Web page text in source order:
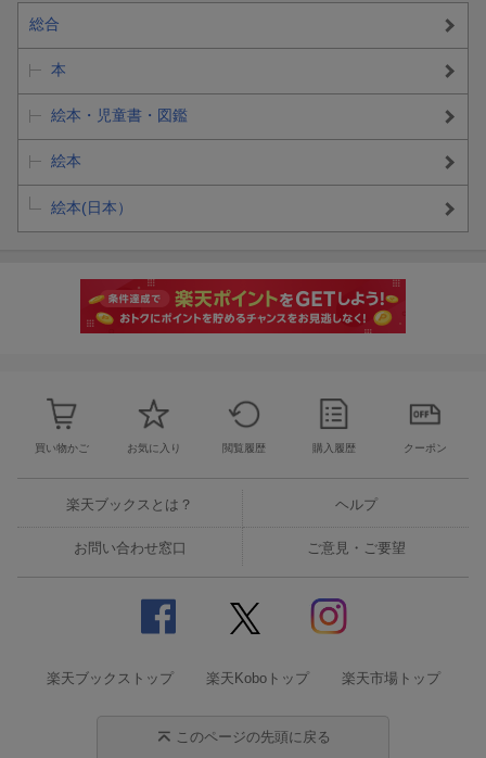
総合
本
絵本・児童書・図鑑
絵本
絵本(日本）
買い物かご お気に入り 閲覧履歴 購入履歴 クーポン
楽天ブックスとは？ ヘルプ
お問い合わせ窓口 ご意見・ご要望
楽天ブックストップ 楽天Koboトップ 楽天市場トップ
このページの先頭に戻る